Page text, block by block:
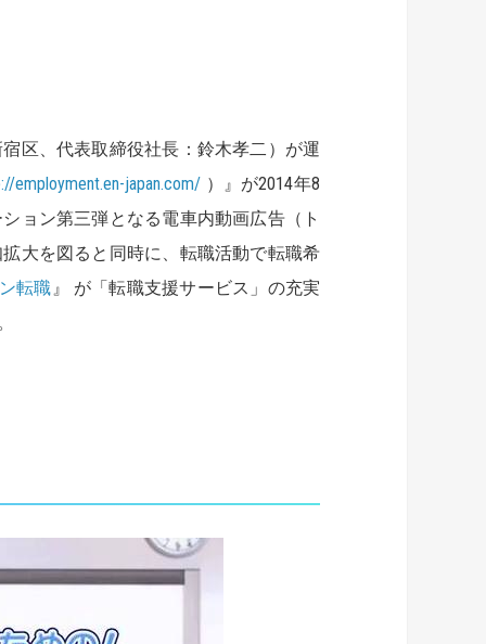
区、代表取締役社長：鈴木孝二）が運
employment.en-japan.com/ ）』が2014年8
ョン第三弾となる電車内動画広告（ト
大を図ると同時に、転職活動で転職希
転職』 が「転職支援サービス」の充実